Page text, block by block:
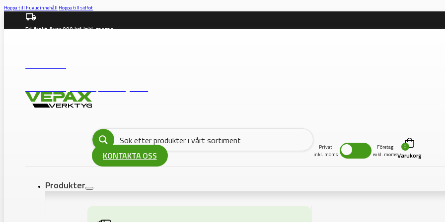
Hoppa till huvudinnehåll Hoppa till sidfot
Fri frakt över 999 kr* inkl. moms
KONTAKTA OSS
Privat
inkl. moms
Företag
exkl. moms
0
Varukorg
Produkter